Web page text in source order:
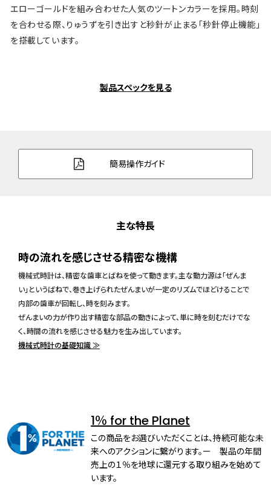
エローゴールドを組み合わせた人気のツートンカラーを採用。時刻
を合わせる際、りゅうずを引き出すと秒針が止まる「秒針停止機能」
を搭載しています。
製品スペックを見る
簡易操作ガイド
主な特長
時の流れを感じさせる精密な機構
機械式時計は、精密な歯車とばねを使って動きます。主な動力源は「ぜんま
い」というばねで、巻き上げられたぜんまいが一定のリズムでほどけることで
内部の歯車が回転し、時を刻みます。
ぜんまいの力が作り出す精密な部品の動きによって、単に時を刻むだけでな
く、時間の流れを感じさせる魅力を生み出しています。
機械式時計の基礎知識 ≫
1％ for the Planet
この商品をお選びいただくことは、持続可能な未
来へのアクションに繋がります。ー 製品の年間
売上の１％を地球に還元する取り組みを始めて
います。